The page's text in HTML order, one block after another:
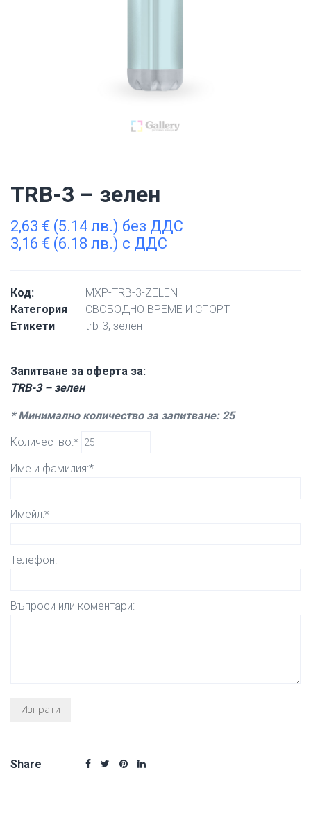
TRB-3 – зелен
2,63 € (5.14 лв.) без ДДС
3,16 € (6.18 лв.) с ДДС
Код:
MXP-TRB-3-ZELEN
Категория
СВОБОДНО ВРЕМЕ И СПОРТ
Етикети
trb-3, зелен
Запитване за оферта за:
TRB-3 – зелен
* Минимално количество за запитване: 25
Количество:*
Име и фамилия:*
Имейл:*
Телефон:
Въпроси или коментари:
Share